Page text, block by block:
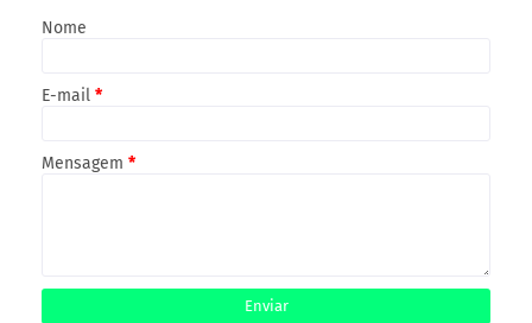
Nome
E-mail *
Mensagem *